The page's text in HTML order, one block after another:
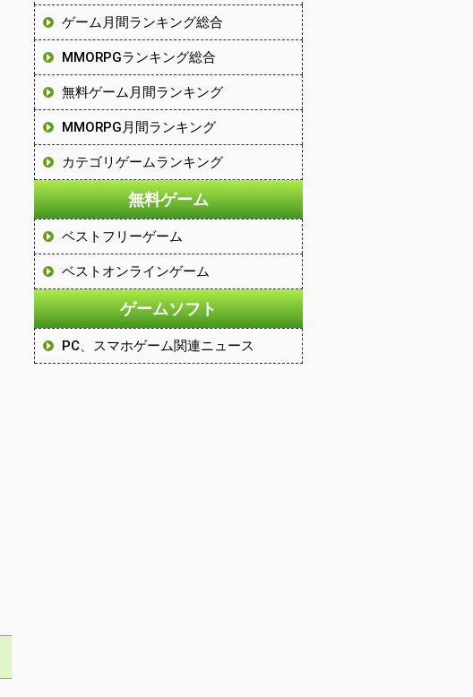
ゲーム月間ランキング総合
MMORPGランキング総合
無料ゲーム月間ランキング
MMORPG月間ランキング
カテゴリゲームランキング
無料ゲーム
ベストフリーゲーム
ベストオンラインゲーム
ゲームソフト
PC、スマホゲーム関連ニュース